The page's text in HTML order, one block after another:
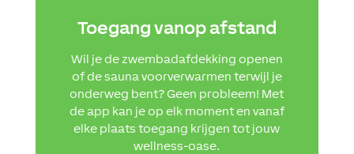
Toegang vanop afstand
Wil je de zwembadafdekking openen
of de sauna voorverwarmen terwijl je
onderweg bent? Geen probleem! Met
de app kan je op elk moment en vanaf
elke plaats toegang krijgen tot jouw
wellness-oase.